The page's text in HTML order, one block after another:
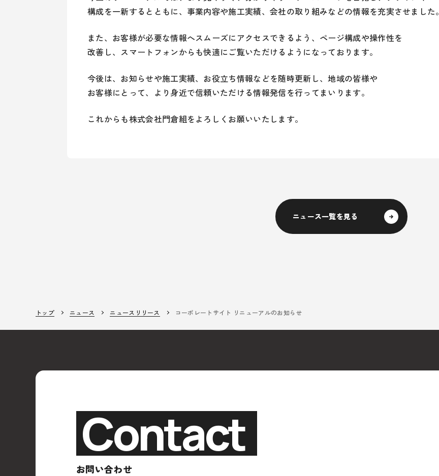
構成を一新するとともに、事業内容や施工実績、会社の取り組みなどの情報を充実させました。
また、お客様が必要な情報へスムーズにアクセスできるよう、ページ構成や操作性を
改善し、スマートフォンからも快適にご覧いただけるようになっております。
今後は、お知らせや施工実績、お役立ち情報などを随時更新し、地域の皆様や
お客様にとって、より身近で信頼いただける情報発信を行ってまいります。
これからも株式会社門倉組をよろしくお願いいたします。
ニュース一覧を見る
トップ ニュース ニュースリリース コーポレートサイト リニューアルのお知らせ
Contact
お問い合わせ